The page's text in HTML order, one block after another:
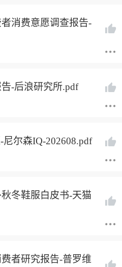
消费意愿调查报告-
-后浪研究所.pdf
尔森IQ-202608.pdf
冬鞋服白皮书-天猫
者研究报告-普罗维